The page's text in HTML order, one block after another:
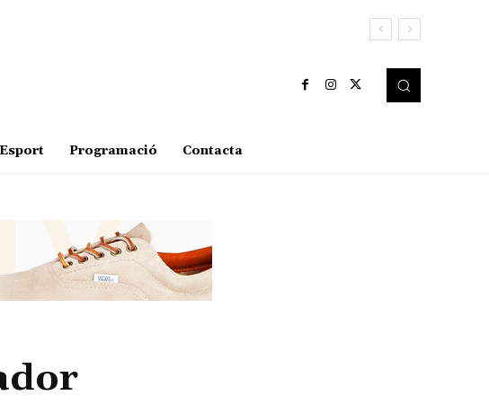
Esport Programació Contacta